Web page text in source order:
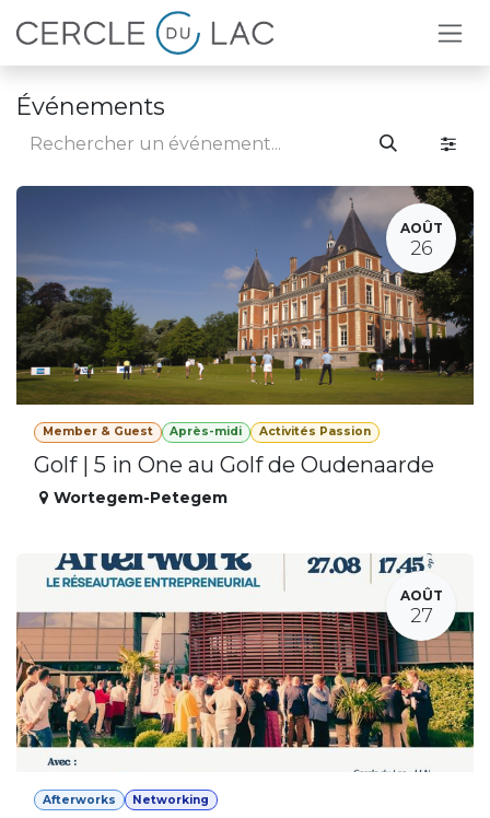
Se rendre au contenu
Événements
AOÛT
26
Member & Guest Après-midi Activités Passion
Golf | 5 in One au Golf de Oudenaarde
Wortegem-Petegem
AOÛT
27
Afterworks Networking